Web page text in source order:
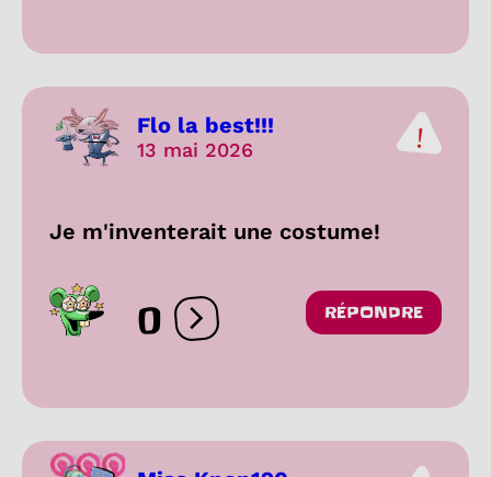
Flo la best!!!
13 mai 2026
Je m'inventerait une costume!
0 Ouvrir les réactions
RÉPONDRE